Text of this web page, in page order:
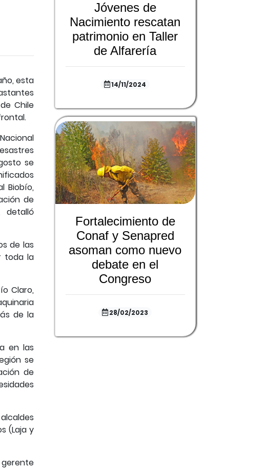
esta
Chile
se
Biobío,
de
detalló
de las
toda la
Claro,
de la
en las
se
de
(Laja y
gerente
Jóvenes de
Nacimiento rescatan
patrimonio en Taller
de Alfarería
14/11/2024
Fortalecimiento de
Conaf y Senapred
asoman como nuevo
debate en el
Congreso
28/02/2023